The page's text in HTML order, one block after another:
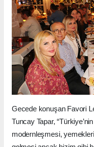
Gecede konuşan Favori
Tuncay Tapar,
modernleşmesi,